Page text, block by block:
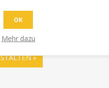
Traditionsmarken Colop und
OK
Mehr dazu